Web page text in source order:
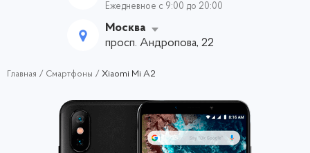
Ежедневное с 9:00 до 20:00
Москва
просп. Андропова, 22
Главная / Смартфоны / Xiaomi Mi A2